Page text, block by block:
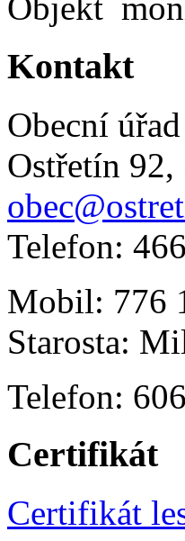
Kontakt
Obecní
Ostřetín
Telefon:
Mobil: 776
Starosta:
Telefon:
Certifikát
Certifikát